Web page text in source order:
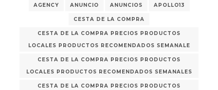
AGENCY ANUNCIO ANUNCIOS APOLLO13
CESTA DE LA COMPRA
CESTA DE LA COMPRA PRECIOS PRODUCTOS
LOCALES PRODUCTOS RECOMENDADOS SEMANALE
CESTA DE LA COMPRA PRECIOS PRODUCTOS
LOCALES PRODUCTOS RECOMENDADOS SEMANALES
CESTA DE LA COMPRA PRECIOS PRODUCTOS